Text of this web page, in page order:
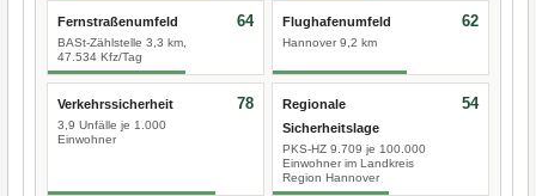
Fernstraßenumfeld
BASt-Zählstelle 3,3 km,
47.534 Kfz/Tag
64 Flughafenumfeld
Hannover 9,2 km
62
Verkehrssicherheit
3,9 Unfälle je 1.000
Einwohner
78
Regionale
Sicherheitslage
PKS-HZ 9.709 je 100.000
Einwohner im Landkreis
Region Hannover
54